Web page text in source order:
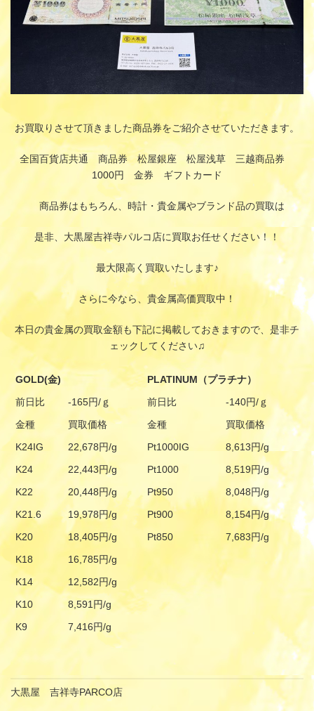
お買取りさせて頂きました商品券をご紹介させていただきます。
全国百貨店共通 商品券 松屋銀座 松屋浅草 三越商品券
1000円 金券 ギフトカード
商品券はもちろん、時計・貴金属やブランド品の買取は
是非、大黒屋吉祥寺パルコ店に買取お任せください！！
最大限高く買取いたします♪
さらに今なら、貴金属高価買取中！
本日の貴金属の買取金額も下記に掲載しておきますので、是非チ
ェックしてください♫
GOLD(金)
PLATINUM（プラチナ）
前日比
-165円/ｇ 前日比
-140円/ｇ
金種
買取価格 金種
買取価格
K24IG
22,678円/g Pt1000IG
8,613円/g
K24
22,443円/g Pt1000
8,519円/g
K22
20,448円/g Pt950
8,048円/g
K21.6
19,978円/g Pt900
8,154円/g
K20
18,405円/g Pt850
7,683円/g
K18
16,785円/g
K14
12,582円/g
K10
8,591円/g
K9
7,416円/g
大黒屋 吉祥寺PARCO店